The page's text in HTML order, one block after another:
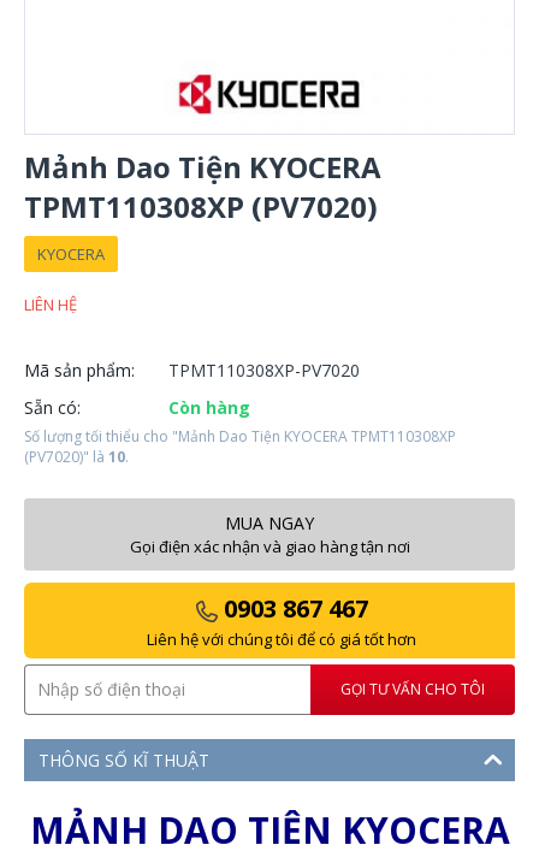
Mảnh Dao Tiện KYOCERA
TPMT110308XP (PV7020)
KYOCERA
LIÊN HỆ
Mã sản phẩm:
TPMT110308XP-PV7020
Sẵn có:
Còn hàng
Số lượng tối thiểu cho "Mảnh Dao Tiện KYOCERA TPMT110308XP
(PV7020)" là 10.
MUA NGAY
Gọi điện xác nhận và giao hàng tận nơi
0903 867 467
Liên hệ với chúng tôi để có giá tốt hơn
GỌI TƯ VẤN CHO TÔI
THÔNG SỐ KĨ THUẬT
MẢNH DAO TIỆN KYOCERA